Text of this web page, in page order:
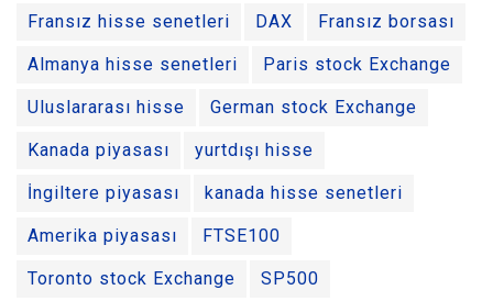
Fransız hisse senetleri DAX Fransız borsası
Almanya hisse senetleri Paris stock Exchange
Uluslararası hisse German stock Exchange
Kanada piyasası yurtdışı hisse
İngiltere piyasası kanada hisse senetleri
Amerika piyasası FTSE100
Toronto stock Exchange SP500